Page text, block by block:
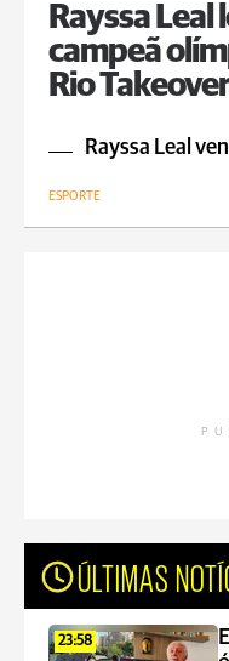
Rayssa
campeã
Rio Takeover
Rayssa Leal
ESPORTE
ÚLTIMAS
23:58